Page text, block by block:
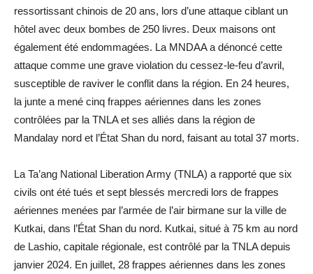
ressortissant chinois de 20 ans, lors d’une attaque ciblant un
hôtel avec deux bombes de 250 livres. Deux maisons ont
également été endommagées. La MNDAA a dénoncé cette
attaque comme une grave violation du cessez-le-feu d’avril,
susceptible de raviver le conflit dans la région. En 24 heures,
la junte a mené cinq frappes aériennes dans les zones
contrôlées par la TNLA et ses alliés dans la région de
Mandalay nord et l’État Shan du nord, faisant au total 37 morts.
La Ta’ang National Liberation Army (TNLA) a rapporté que six
civils ont été tués et sept blessés mercredi lors de frappes
aériennes menées par l’armée de l’air birmane sur la ville de
Kutkai, dans l’État Shan du nord. Kutkai, situé à 75 km au nord
de Lashio, capitale régionale, est contrôlé par la TNLA depuis
janvier 2024. En juillet, 28 frappes aériennes dans les zones